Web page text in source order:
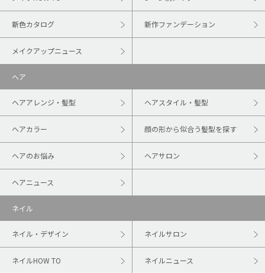
新色カタログ 新作ファンデーション
メイクアップニュース
ヘア
ヘアアレンジ・髪型 ヘアスタイル・髪型
ヘアカラー 顔の形から似合う髪型を探す
ヘアのお悩み ヘアサロン
ヘアニュース
ネイル
ネイル・デザイン ネイルサロン
ネイルHOW TO ネイルニュース